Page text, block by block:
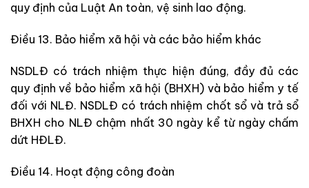
quy định của Luật An toàn, vệ sinh lao động.
Điều 13. Bảo hiểm xã hội và các bảo hiểm khác
NSDLĐ có trách nhiệm thực hiện đúng, đầy đủ các
quy định về bảo hiểm xã hội (BHXH) và bảo hiểm y tế
đối với NLĐ. NSDLĐ có trách nhiệm chốt sổ và trả sổ
BHXH cho NLĐ chậm nhất 30 ngày kể từ ngày chấm
dứt HĐLĐ.
Điều 14. Hoạt động công đoàn